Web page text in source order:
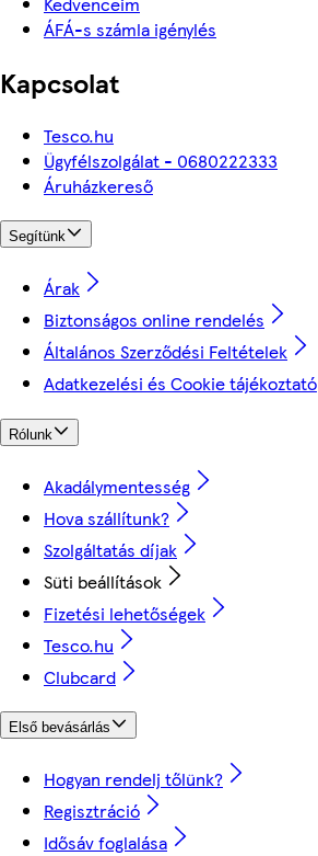
ÁFÁ-s számla igénylés
Kapcsolat
Tesco.hu
Ügyfélszolgálat - 0680222333
Áruházkereső
Segítünk
Árak
Biztonságos online rendelés
Általános Szerződési Feltételek
Adatkezelési és Cookie tájékoztató
Rólunk
Akadálymentesség
Hova szállítunk?
Szolgáltatás díjak
Süti beállítások
Fizetési lehetőségek
Tesco.hu
Clubcard
Első bevásárlás
Hogyan rendelj tőlünk?
Regisztráció
Idősáv foglalása